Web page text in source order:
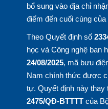
bổ sung vào địa chỉ
điểm đến cuối cùng
Theo Quyết định số
học và Công nghệ ban
24/08/2025, mã bưu
Nam chính thức được
tự. Quyết định này thay
2475/QĐ-BTTTTcủa